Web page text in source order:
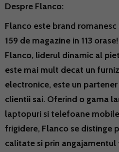
Despre Flanco:
Flanco este brand
159 de magazine in 113 orase!
Flanco, liderul dinamic al
este mai mult decat un
electronice, este un
clientii sai. Oferind o gama
laptopuri si telefoane
frigidere, Flanco se distinge
calitate si prin